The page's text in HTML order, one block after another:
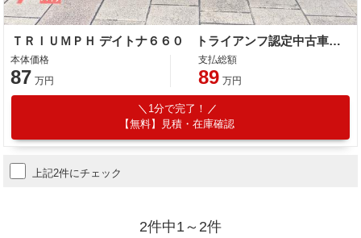
ＴＲＩＵＭＰＨ デイトナ６６０ トライアンフ認定中古車 シングルシートカウル フェンダーレスキット
本体価格
87 万円
支払総額
89 万円
1分で完了！
【無料】見積・在庫確認
上記2件にチェック
2件中1～2件